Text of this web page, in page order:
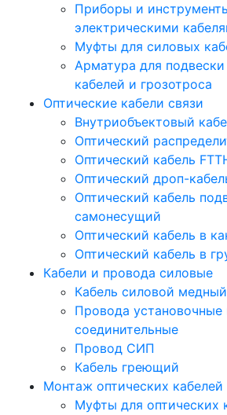
Приборы и
электрическими
Муфты для силовых
Арматура для
кабелей и грозотроса
Оптические кабели связи
Внутриобъектовый
Оптический
Оптический кабель
Оптический дроп-
Оптический кабель
самонесущий
Оптический кабель в
Оптический кабель в
Кабели и провода силовые
Кабель силовой медный
Провода установочные
соединительные
Провод СИП
Кабель греющий
Монтаж оптических кабелей
Муфты для оптических